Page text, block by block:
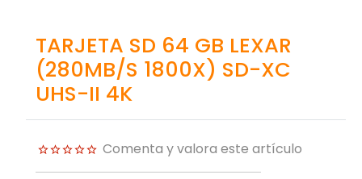
TARJETA SD 64 GB LEXAR
(280MB/S 1800X) SD-XC
UHS-II 4K
Comenta y valora este artículo